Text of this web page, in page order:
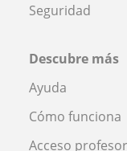
Seguridad
Descubre más
Ayuda
Cómo funciona
Acceso